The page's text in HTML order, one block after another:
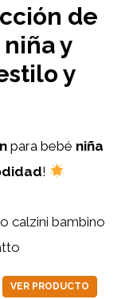
de
y
y
para bebé niña
!
calzini bambino
VER PRODUCTO